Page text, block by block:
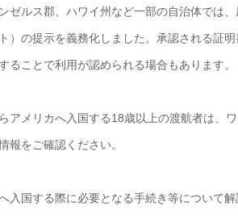
ゼルス郡、ハワイ州など一部の自治体では
）の提示を義務化しました。承認される証
ることで利用が認められる場合もあります。
アメリカへ入国する18歳以上の渡航者は、
報をご確認ください。
入国する際に必要となる手続き等について解